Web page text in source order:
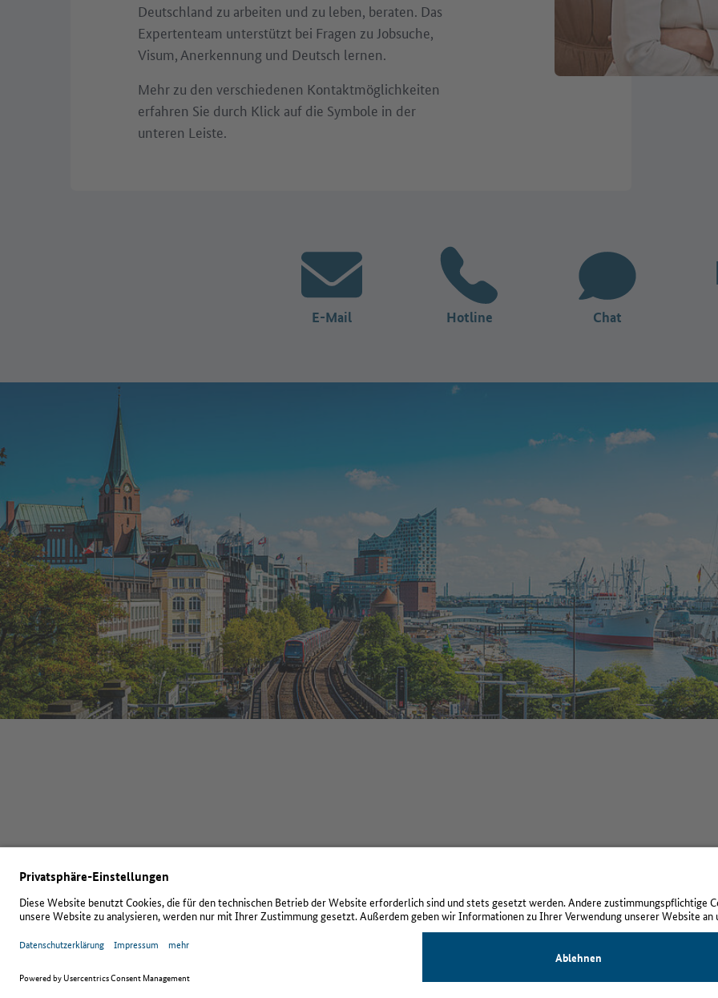
Deutschland zu arbeiten und zu leben, beraten. Das
Expertenteam unterstützt bei Fragen zu Jobsuche,
Visum, Anerkennung und Deutsch lernen.
Mehr zu den verschiedenen Kontaktmöglichkeiten
erfahren Sie durch Klick auf die Symbole in der
unteren Leiste.
E-Mail Hotline Chat